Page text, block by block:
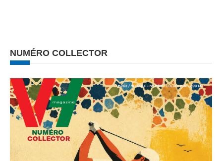
NUMÉRO COLLECTOR